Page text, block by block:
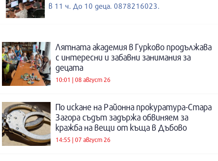
в 11 ч. До 10 деца. 0878216023.
Лятната академия в Гурково продължава
с интересни и забавни занимания за
децата
10:01 | 08 август 26
По искане на Районна прокуратура-Стара
Загора съдът задържа обвиняем за
кражба на вещи от къща в Дъбово
14:55 | 07 август 26